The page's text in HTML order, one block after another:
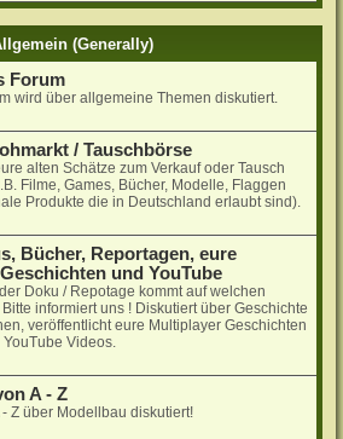
(Generally)
Forum
wird über allgemeine Themen diskutiert.
/ Tauschbörse
alten Schätze zum Verkauf oder Tausch
Filme, Games, Bücher, Modelle, Flaggen
Produkte die in Deutschland erlaubt sind).
Bücher, Reportagen, eure
und YouTube
Doku / Repotage kommt auf welchen
informiert uns ! Diskutiert über Geschichte
veröffentlicht eure Multiplayer Geschichten
Videos.
A - Z
- Z über Modellbau diskutiert!